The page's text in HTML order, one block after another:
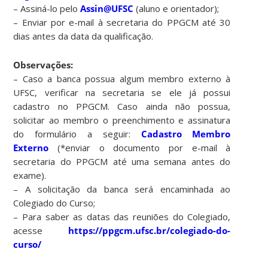
– Assiná-lo peloAssin@UFSC (aluno e orientador);
– Enviar por e-mail à secretaria do PPGCM até 30
dias antes da data da qualificação.
Observações:
– Caso a banca possua algum membro externo à
UFSC, verificar na secretaria se ele já possui
cadastro no PPGCM. Caso ainda não possua,
solicitar ao membro o preenchimento e assinatura
do formulário a seguir: Cadastro Membro
Externo (*enviar o documento por e-mail à
secretaria do PPGCM até uma semana antes do
exame).
– A solicitação da banca será encaminhada ao
Colegiado do Curso;
– Para saber as datas das reuniões do Colegiado,
acesse https://ppgcm.ufsc.br/colegiado-do-
curso/